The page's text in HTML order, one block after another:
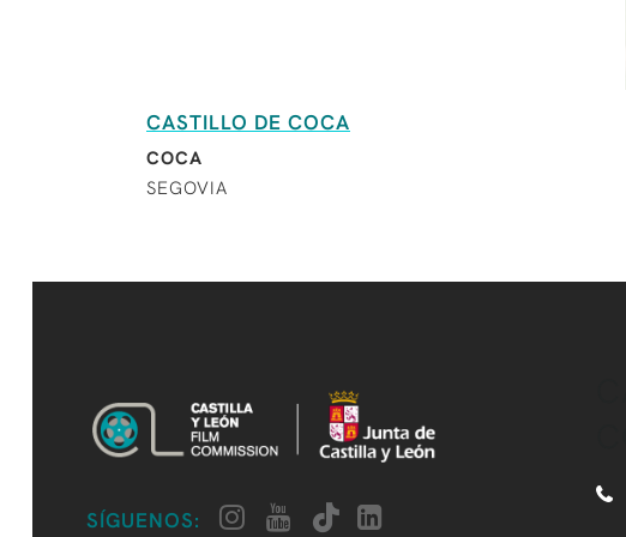
CASTILLO DE COCA
COCA
SEGOVIA
SÍGUENOS: